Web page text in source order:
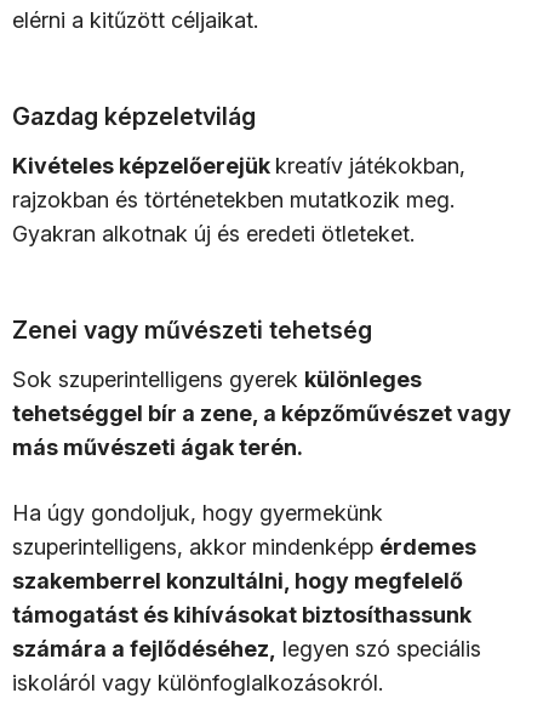
elérni a kitűzött céljaikat.
Gazdag képzeletvilág
Kivételes képzelőerejük kreatív játékokban,
rajzokban és történetekben mutatkozik meg.
Gyakran alkotnak új és eredeti ötleteket.
Zenei vagy művészeti tehetség
Sok szuperintelligens gyerek különleges
tehetséggel bír a zene, a képzőművészet vagy
más művészeti ágak terén.
Ha úgy gondoljuk, hogy gyermekünk
szuperintelligens, akkor mindenképp érdemes
szakemberrel konzultálni, hogy megfelelő
támogatást és kihívásokat biztosíthassunk
számára a fejlődéséhez,
legyen szó speciális
iskoláról vagy különfoglalkozásokról.